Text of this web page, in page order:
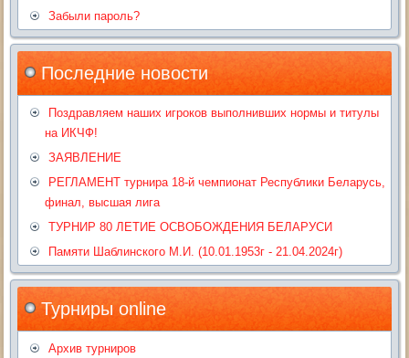
Забыли пароль?
Последние новости
Поздравляем наших игроков выполнивших нормы и титулы
на ИКЧФ!
ЗАЯВЛЕНИЕ
РЕГЛАМЕНТ турнира 18-й чемпионат Республики Беларусь,
финал, высшая лига
ТУРНИР 80 ЛЕТИЕ ОСВОБОЖДЕНИЯ БЕЛАРУСИ
Памяти Шаблинского М.И. (10.01.1953г - 21.04.2024г)
Турниры online
Архив турниров